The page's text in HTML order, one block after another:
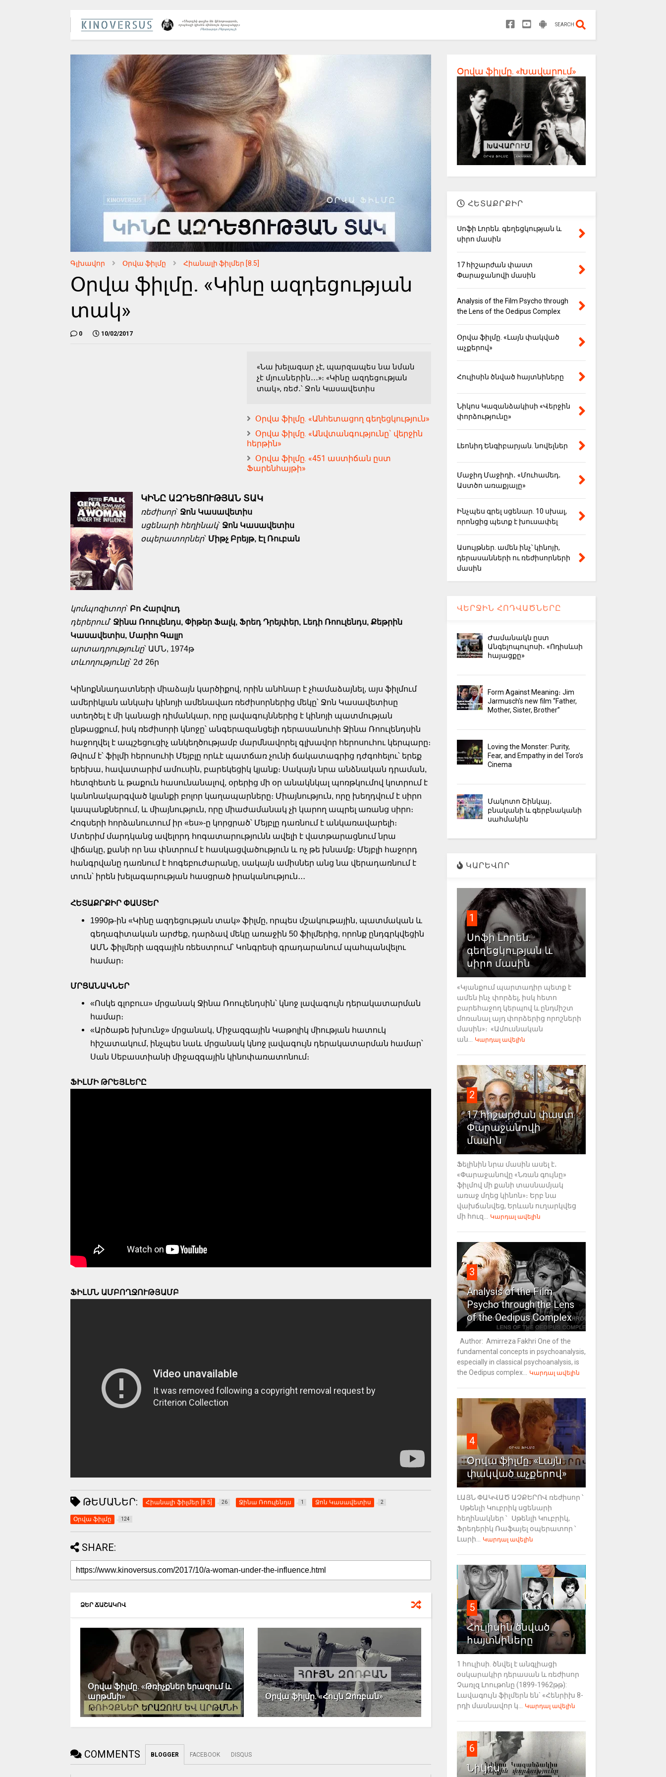
SEARCH
Գլխավոր Օրվա ֆիլմը Հիանալի ֆիլմեր [8.5]
Օրվա ֆիլմը. «Կինը ազդեցության
տակ»
0 10/02/2017
«Նա խելագար չէ, պարզապես նա նման
չէ մյուսներին․․․»։ «Կինը ազդեցության
տակ», ռեժ․՝ Ջոն Կասավետիս
Օրվա ֆիլմը. «Անհետացող գեղեցկություն»
Օրվա ֆիլմը. «Անվտանգությունը` վերջին
հերթին»
Օրվա ֆիլմը. «451 աստիճան ըստ
Ֆարենհայթի»
ԿԻՆԸ ԱԶԴԵՑՈՒԹՅԱՆ ՏԱԿ
ռեժիսոր՝ Ջոն Կասավետիս
սցենարի հեղինակ՝ Ջոն Կասավետիս
օպերատորներ՝ Միթչ Բրեյթ, Էլ Ռուբան
կոմպոզիտոր՝ Բո Հարվուդ
դերերում՝ Ջինա Ռոուլենդս, Փիթեր Ֆալկ, Ֆրեդ Դրեյփեր, Լեդի Ռոուլենդս, Քեթրին
Կասավետիս, Մարիո Գալլո
արտադրությունը՝ ԱՄՆ, 1974թ
տևողությունը՝ 2ժ 26ր
Կինոքննադատների միաձայն կարծիքով, որին անհնար է չհամաձայնել, այս ֆիլմում
ամերիկյան անկախ կինոյի ամենավառ ռեժիսորներից մեկը՝ Ջոն Կասավետիսը
ստեղծել է մի կանացի դիմանկար, որը լավագույններից է կինոյի պատմության
ընթացքում, իսկ ռեժիսորի կնոջը՝ անգերազանցելի դերասանուհի Ջինա Ռոուլենդսին
հաջողվել է ապշեցուցիչ անկեղծությամբ մարմնավորել գլխավոր հերոսուհու կերպարը։
Թվում է՝ ֆիլմի հերոսուհի Մեյբլը որևէ պատճառ չունի ճակատագրից դժգոհելու՝ երեք
երեխա, հավատարիմ ամուսին, բարեկեցիկ կյանք։ Սակայն նրա անձնական դրաման,
հետզհետե և թաքուն հասունանալով, օրերից մի օր անակնկալ պոռթկումով կոտրում է
կանոնակարգված կյանքի բոլոր կաղապարները։ Միայնություն, որը խեղդվում է սիրո
կապանքներում, և միայնություն, որը միաժամանակ չի կարող ապրել առանց սիրո։
Հոգսերի հորձանուտում իր «ես»-ը կորցրած՝ Մեյբլը դառնում է անկառավարելի։
Մտերիմ մարդկանց ավելորդ հոգատարությունն ավելի է վատթարացնում նրա
վիճակը, քանի որ նա փնտրում է հասկացվածություն և ոչ թե խնամք։ Մեյբլի հաջորդ
հանգրվանը դառնում է հոգեբուժարանը, սակայն ամիսներ անց նա վերադառնում է
տուն՝ իրեն խելագարության հասցրած իրականություն․․․
ՀԵՏԱՔՐՔԻՐ ՓԱՍՏԵՐ
1990թ-ին «Կինը ազդեցության տակ» ֆիլմը, որպես մշակութային, պատմական և
գեղագիտական արժեք, դարձավ մեկը առաջին 50 ֆիլմերից, որոնք ընդգրկվեցին
ԱՄՆ ֆիլմերի ազգային ռեեստրում՝ Կոնգրեսի գրադարանում պահպանվելու
համար։
ՄՐՑԱՆԱԿՆԵՐ
«Ոսկե գլոբուս» մրցանակ Ջինա Ռոուլենդսին՝ կնոջ լավագույն դերակատարման
համար։
«Արծաթե խխունջ» մրցանակ, Միջազգային Կաթոլիկ միության հատուկ
հիշատակում, ինչպես նաև մրցանակ կնոջ լավագույն դերակատարման համար՝
Սան Սեբաստիանի միջազգային կինոփառատոնում։
ՖԻԼՄԻ ԹՐԵՅԼԵՐԸ
ՖԻԼՄՆ ԱՄԲՈՂՋՈՒԹՅԱՄԲ
ԹԵՄԱՆԵՐ: Հիանալի ֆիլմեր [8.5] 26 Ջինա Ռոուլենդս 1 Ջոն Կասավետիս 2
Օրվա ֆիլմը 124
SHARE:
ՁԵՐ ՃԱՇԱԿՈՎ
Օրվա ֆիլմը. «Թռիչքներ երազում և
արթմնի»
Օրվա ֆիլմը. «Հույն Զոռբան»
COMMENTS BLOGGER FACEBOOK DISQUS
Օրվա ֆիլմը. «Խավարում»
ՀԵՏԱՔՐՔԻՐ
Սոֆի Լորեն. գեղեցկության և
սիրո մասին
17 հիշարժան փաստ
Փարաջանովի մասին
Analysis of the Film Psycho through
the Lens of the Oedipus Complex
Օրվա ֆիլմը. «Լայն փակված
աչքերով»
Հուլիսին ծնված հայտնիները
Նիկոս Կազանձակիսի «Վերջին
փորձությունը»
Լեոնիդ Ենգիբարյան. նովելներ
Մաջիդ Մաջիդի․ «Մուհամեդ․
Աստծո առաքյալը»
Ինչպես գրել սցենար. 10 սխալ,
որոնցից պետք է խուսափել
Ասույթներ. ամեն ինչ՝ կինոյի,
դերասանների ու ռեժիսորների
մասին
ՎԵՐՋԻՆ ՀՈԴՎԱԾՆԵՐԸ
Ժամանակն ըստ
Անգելոպուլոսի․ «Ոդիսևսի
հայացքը»
Form Against Meaning։ Jim
Jarmusch's new film “Father,
Mother, Sister, Brother”
Loving the Monster: Purity,
Fear, and Empathy in del Toro’s
Cinema
Մակոտո Շինկայ․
բնականի և գերբնականի
սահմանին
ԿԱՐԵՎՈՐ
1
Սոֆի Լորեն.
գեղեցկության և
սիրո մասին
«Կյանքում պարտադիր պետք է
ամեն ինչ փորձել, իսկ հետո
բարեհաջող կերպով և ընդմիշտ
մոռանալ այդ փորձերից որոշների
մասին»։ «Ամուսնական
ան...
Կարդալ ավելին
2
17 հիշարժան փաստ
Փարաջանովի
մասին
Ֆելինին նրա մասին ասել է․
«Փարաջանովը «Նռան գույնը»
ֆիլմով մի քանի տասնամյակ
առաջ մղեց կինոն»։ Երբ նա
վախճանվեց, Երևան ուղարկվեց
մի հուզ...
Կարդալ ավելին
3
Analysis of the Film
Psycho through the Lens
of the Oedipus Complex
Author: Amirreza Fakhri One of the
fundamental concepts in psychoanalysis,
especially in classical psychoanalysis, is
the Oedipus complex...
Կարդալ ավելին
4
Օրվա ֆիլմը. «Լայն
փակված աչքերով»
ԼԱՅՆ ՓԱԿՎԱԾ ԱՉՔԵՐՈՎ ռեժիսոր ՝
Սթենլի Կուբրիկ սցենարի
հեղինակներ ՝ Սթենլի Կուբրիկ,
Ֆրեդերիկ Ռաֆայել օպերատոր ՝
Լարի...
Կարդալ ավելին
5
Հուլիսին ծնված
հայտնիները
1 հուլիսի. ծնվել է անգլիացի
օսկարակիր դերասան և ռեժիսոր
Չառլզ Լոութոնը (1899-1962թթ):
Լավագույն ֆիլմերն են` «Հենրիխ 8-
րդի մասնավոր կ...
Կարդալ ավելին
6
Նիկոս